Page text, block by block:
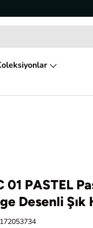
01 PASTEL
Desenli Şık